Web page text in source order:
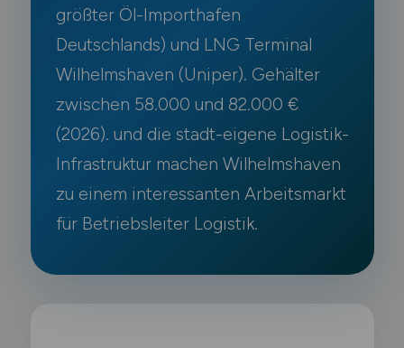
größter Öl-Importhafen
Deutschlands) und LNG Terminal
Wilhelmshaven (Uniper). Gehälter
zwischen 58.000 und 82.000 €
(2026). und die stadt-eigene Logistik-
Infrastruktur machen Wilhelmshaven
zu einem interessanten Arbeitsmarkt
für Betriebsleiter Logistik.